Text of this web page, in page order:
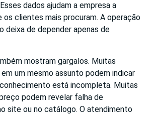
dados ajudam a empresa a
os clientes mais procuram. A operação
deixa de depender apenas de
mostram gargalos. Muitas
um mesmo assunto podem indicar
está incompleta. Muitas
podem revelar falha de
site ou no catálogo. O atendimento